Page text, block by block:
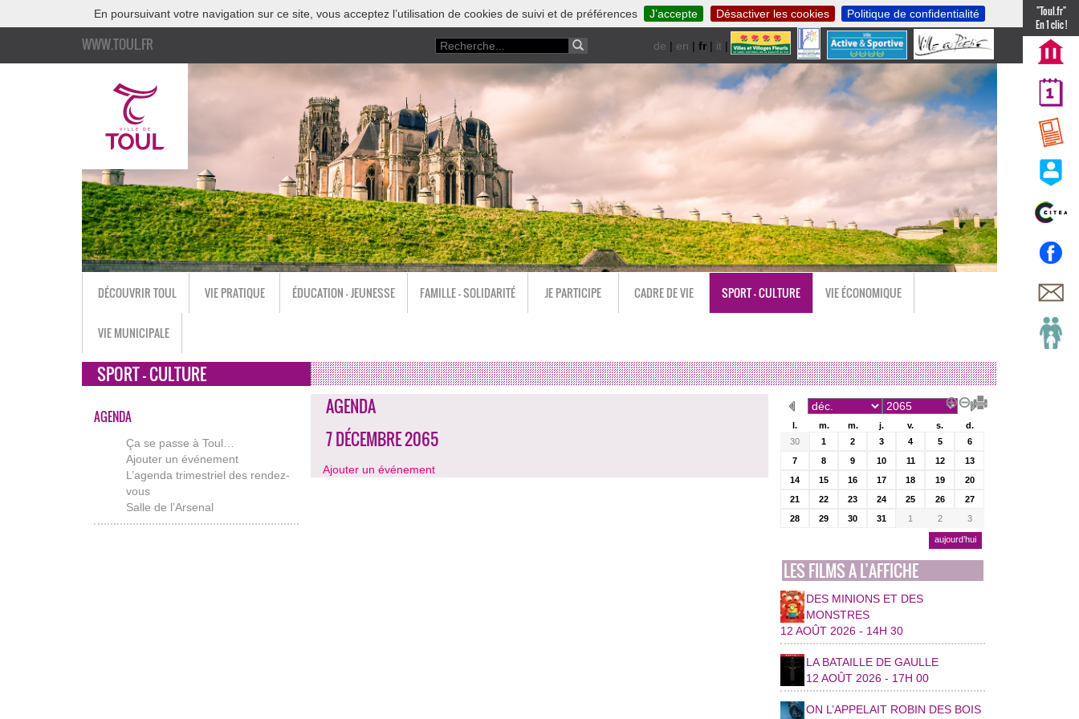
En poursuivant votre navigation sur ce site, vous acceptez l’utilisation de cookies de suivi et de préférences J’accepte Désactiver les cookies Politique de confidentialité
WWW.TOUL.FR de | en | fr | it |nl
"Toul.fr"
En 1 clic !
DÉCOUVRIR TOUL VIE PRATIQUE ÉDUCATION - JEUNESSE FAMILLE - SOLIDARITÉ JE PARTICIPE CADRE DE VIE SPORT - CULTURE VIE ÉCONOMIQUE
VIE MUNICIPALE
SPORT - CULTURE
AGENDA
Ça se passe à Toul…
Ajouter un événement
L’agenda trimestriel des rendez-
vous
Salle de l’Arsenal
AGENDA
7 DÉCEMBRE 2065
Ajouter un événement
l. m. m. j. v. s.
d.
30
1 2 3 4 5
6
7
8 9 10 11 12
13
14
15 16 17 18 19
20
21
22 23 24 25 26
27
28
29 30 31 1 2 3
aujourd’hui
LES FILMS A L’AFFICHE
DES MINIONS ET DES
MONSTRES
12 AOÛT 2026 - 14H 30
LA BATAILLE DE GAULLE
12 AOÛT 2026 - 17H 00
ON L’APPELAIT ROBIN DES BOIS